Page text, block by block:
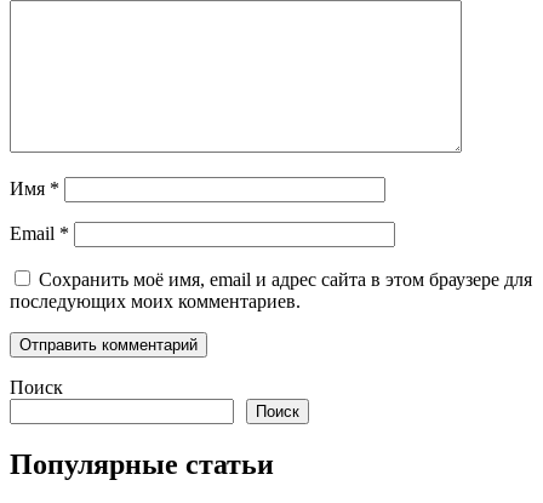
Имя *
Email *
Сохранить моё имя, email и адрес сайта в этом браузере для
последующих моих комментариев.
Поиск
Поиск
Популярные статьи